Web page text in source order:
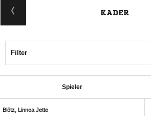
KADER
Filter
Spieler
  